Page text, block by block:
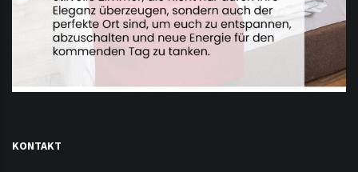
KONTAKT